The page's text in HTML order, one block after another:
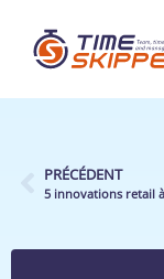
PRÉCÉDENT
la leçon